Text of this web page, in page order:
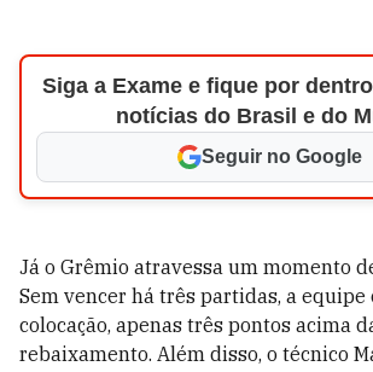
Siga a Exame e fique por
notícias do Brasil e do
Seguir no Google
Já o Grêmio atravessa um momento
Sem vencer há três partidas, a equipe
colocação, apenas três pontos acima
rebaixamento. Além disso, o técnico